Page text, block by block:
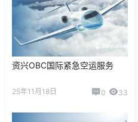
资兴OBC国际紧急空运服务
25年11月18日 0 33